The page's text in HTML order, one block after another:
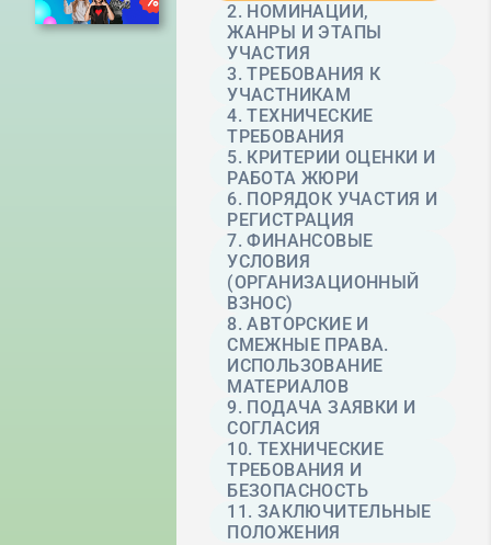
2. НОМИНАЦИИ,
ЖАНРЫ И ЭТАПЫ
УЧАСТИЯ
3. ТРЕБОВАНИЯ К
УЧАСТНИКАМ
4. ТЕХНИЧЕСКИЕ
ТРЕБОВАНИЯ
5. КРИТЕРИИ ОЦЕНКИ И
РАБОТА ЖЮРИ
6. ПОРЯДОК УЧАСТИЯ И
РЕГИСТРАЦИЯ
7. ФИНАНСОВЫЕ
УСЛОВИЯ
(ОРГАНИЗАЦИОННЫЙ
ВЗНОС)
8. АВТОРСКИЕ И
СМЕЖНЫЕ ПРАВА.
ИСПОЛЬЗОВАНИЕ
МАТЕРИАЛОВ
9. ПОДАЧА ЗАЯВКИ И
СОГЛАСИЯ
10. ТЕХНИЧЕСКИЕ
ТРЕБОВАНИЯ И
БЕЗОПАСНОСТЬ
11. ЗАКЛЮЧИТЕЛЬНЫЕ
ПОЛОЖЕНИЯ